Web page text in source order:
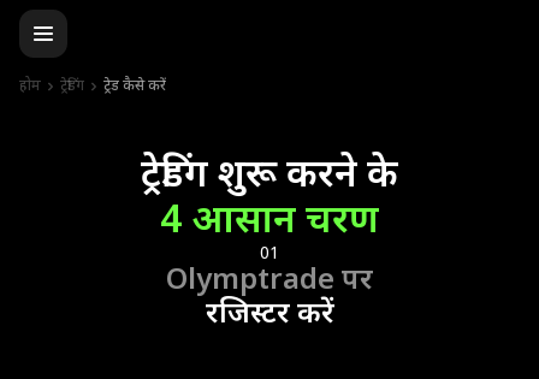
होम ट्रेडिंग ट्रेड कैसे करें
ट्रेडिंग शुरू करने के
4 आसान चरण
01
Olymptrade पर
रजिस्टर करें